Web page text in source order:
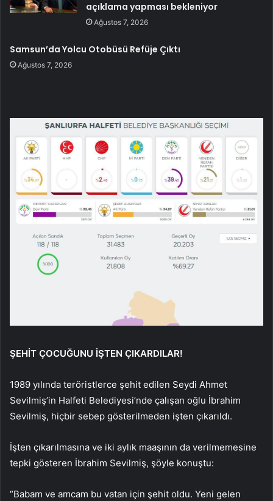
açıklama yapması bekleniyor
Ağustos 7, 2026
Samsun’da Yolcu Otobüsü Refüje Çıktı
Ağustos 7, 2026
ŞEHİT ÇOCUĞUNU İŞTEN ÇIKARDILAR!
1989 yılında teröristlerce şehit edilen Seydi Ahmet
Sevilmiş’in Halfeti Belediyesi’nde çalışan oğlu İbrahim
Sevilmiş, hiçbir sebep gösterilmeden işten çıkarıldı.
İşten çıkarılmasına ve iki aylık maaşının da verilmemesine
tepki gösteren İbrahim Sevilmiş, şöyle konuştu:
“Babam ve amcam bu vatan için şehit oldu. Yeni gelen